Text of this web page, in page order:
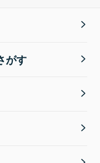
がす